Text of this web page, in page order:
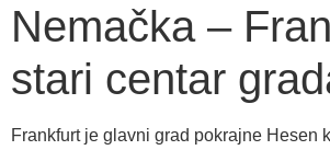
Nemačka –
stari centar
Frankfurt je glavni grad pokrajne Hesen